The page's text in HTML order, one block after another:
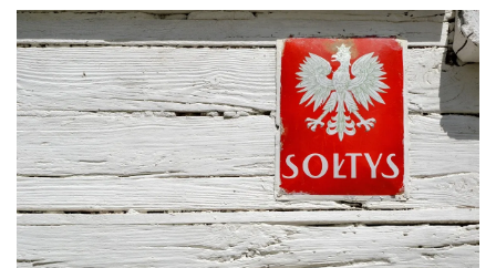
administracyjnoprawnych aspektach związanych z
pracą i pomocą socjalną.